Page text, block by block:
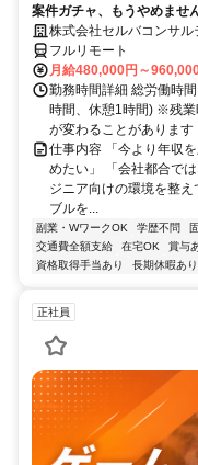
案件ガチャ、もうやめませ
株式会社セルバコンサル
フルリモート
月給480,000円～
勤務時間詳細 総労働時
時間、休憩1時間) ※残
が変わることがあります
仕事内容 「今より年収
めたい」 「会社都合で
ジニア向けの環境を整
ブルを...
副業・WワークOK 学歴不問
交通費全額支給
在宅OK 賞与
資格取得手当あり
長期休暇あり
正社員